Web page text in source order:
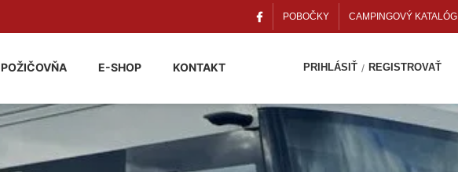
POBOČKY CAMPINGOVÝ KATALÓG
POŽIČOVŇA E-SHOP KONTAKT PRIHLÁSIŤ / REGISTROVAŤ